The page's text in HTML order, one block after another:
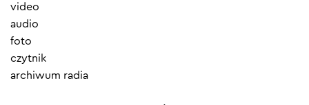
video
audio
foto
czytnik
archiwum radia